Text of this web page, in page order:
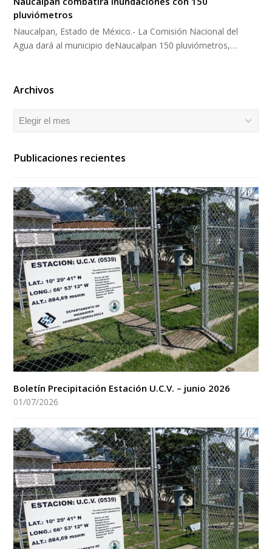
pluviómetros
Naucalpan, Estado de México.- La Comisión Nacional del
Agua dará al municipio deNaucalpan 150 pluviómetros,…
Archivos
Archivos
Publicaciones recientes
Boletín Precipitación Estación U.C.V. – junio 2026
01/07/2026